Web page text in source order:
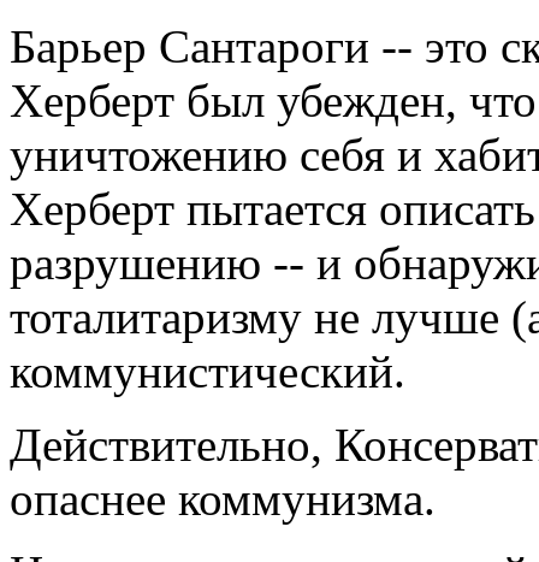
Барьер Сантароги -- это
Херберт был убежден,
уничтожению себя и
Херберт пытается
разрушению -- и
тоталитаризму не лучше
коммунистический.
Действительно,
опаснее коммунизма.